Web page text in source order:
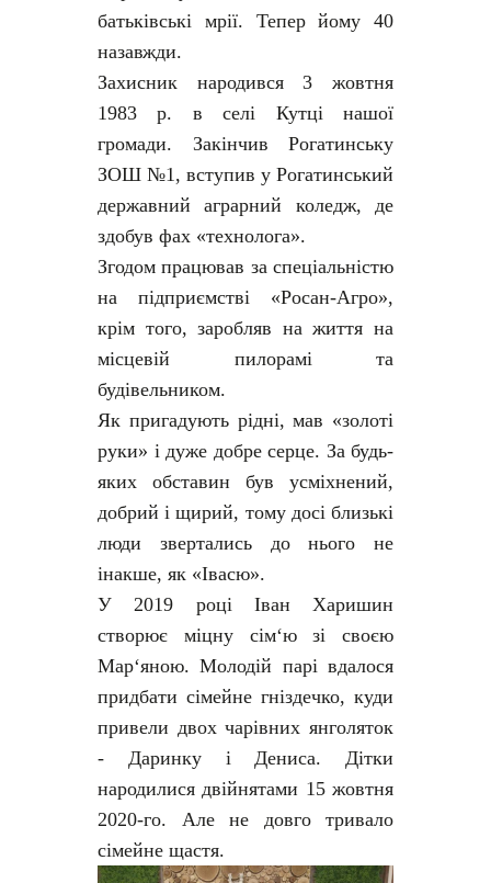
батьківські мрії. Тепер йому 40
назавжди.
Захисник народився 3 жовтня
1983 р. в селі Кутці нашої
громади. Закінчив Рогатинську
ЗОШ №1, вступив у Рогатинський
державний аграрний коледж, де
здобув фах «технолога».
Згодом працював за спеціальністю
на підприємстві «Росан-Агро»,
крім того, заробляв на життя на
місцевій пилорамі та
будівельником.
Як пригадують рідні, мав «золоті
руки» і дуже добре серце. За будь-
яких обставин був усміхнений,
добрий і щирий, тому досі близькі
люди звертались до нього не
інакше, як «Івасю».
У 2019 році Іван Харишин
створює міцну сім‘ю зі своєю
Мар‘яною. Молодій парі вдалося
придбати сімейне гніздечко, куди
привели двох чарівних янголяток
- Даринку і Дениса. Дітки
народилися двійнятами 15 жовтня
2020-го. Але не довго тривало
сімейне щастя.